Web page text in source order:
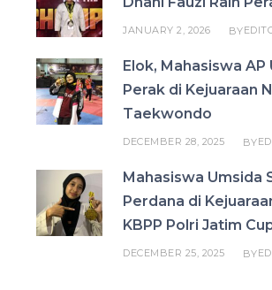
JANUARY 2, 2026 BY
Elok, Mahasiswa AP
Perak di Kejuaraan
Taekwondo
DECEMBER 28, 2025 BY
Mahasiswa Umsida
Perdana di
KBPP Polri Jatim
DECEMBER 25, 2025 BY